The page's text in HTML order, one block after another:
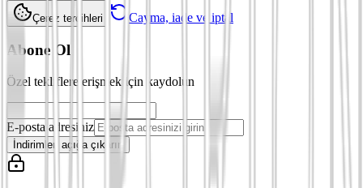
Çerez tercihleri Cayma, iade ve iptal
Abone Ol
Özel tekliflere erişmek için kaydolun
E-posta adresiniz
İndirimleri açığa çıkarın